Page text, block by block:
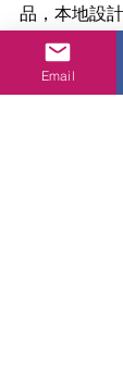
品，本地設
料、美酒佳饟
及精品咖啡
THE
Email